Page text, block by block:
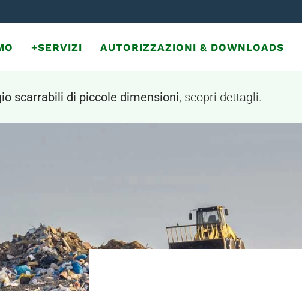
+SERVIZI AUTORIZZAZIONI & DOWNLOADS
scarrabili di piccole dimensioni, scopri dettagli.